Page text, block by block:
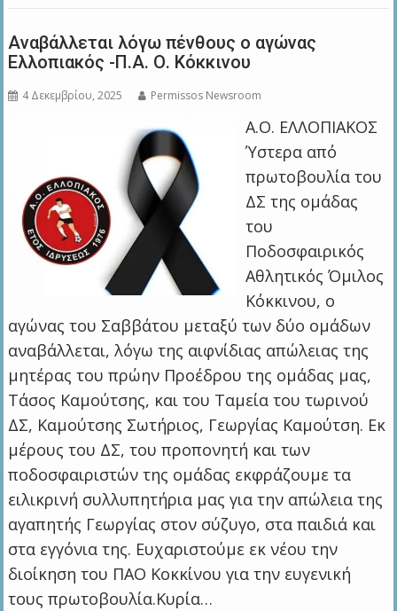
Αναβάλλεται λόγω πένθους ο αγώνας
Ελλοπιακός -Π.Α. Ο. Κόκκινου
4 Δεκεμβρίου, 2025 Permissos Newsroom
Α.Ο. ΕΛΛΟΠΙΑΚΟΣ
Ύστερα από
πρωτοβουλία του
ΔΣ της ομάδας
του
Ποδοσφαιρικός
Αθλητικός Όμιλος
Κόκκινου, ο
αγώνας του Σαββάτου μεταξύ των δύο ομάδων
αναβάλλεται, λόγω της αιφνίδιας απώλειας της
μητέρας του πρώην Προέδρου της ομάδας μας,
Τάσος Καμούτσης, και του Ταμεία του τωρινού
ΔΣ, Καμούτσης Σωτήριος, Γεωργίας Καμούτση. Εκ
μέρους του ΔΣ, του προπονητή και των
ποδοσφαιριστών της ομάδας εκφράζουμε τα
ειλικρινή συλλυπητήρια μας για την απώλεια της
αγαπητής Γεωργίας στον σύζυγο, στα παιδιά και
στα εγγόνια της. Ευχαριστούμε εκ νέου την
διοίκηση του ΠΑΟ Κοκκίνου για την ευγενική
τους πρωτοβουλία.Κυρία…